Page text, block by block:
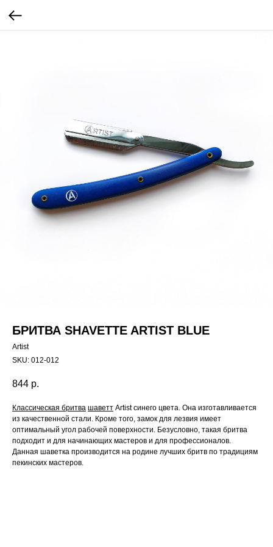
БРИТВА SHAVETTE ARTIST BLUE
Artist
SKU: 012-012
844 р.
Классическая бритва шаветт Artist синего цвета. Она изготавливается
из качественной стали. Кроме того, замок для лезвия имеет
оптимальный угол рабочей поверхности. Безусловно, такая бритва
подходит и для начинающих мастеров и для профессионалов.
Данная шаветка производится на родине лучших бритв по традициям
пекинских мастеров.